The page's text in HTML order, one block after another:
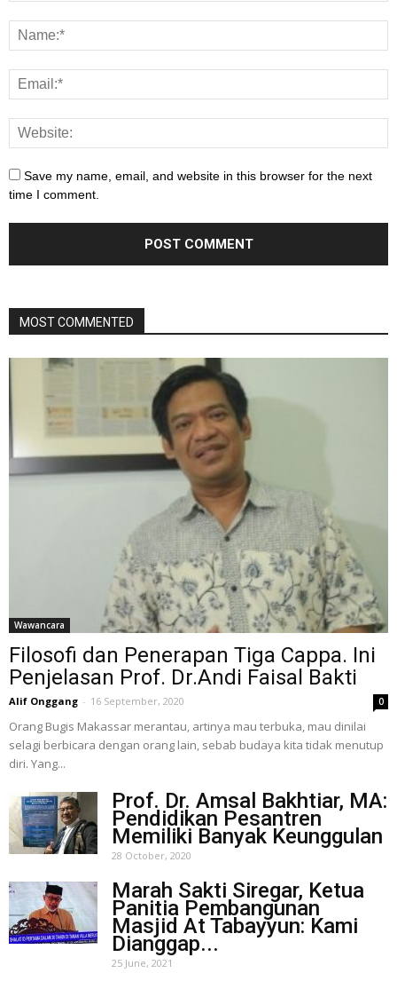
Save my name, email, and website in this browser for the next
time I comment.
MOST COMMENTED
Wawancara
Filosofi dan Penerapan Tiga Cappa. Ini
Penjelasan Prof. Dr.Andi Faisal Bakti
Alif Onggang - 16 September, 2020 0
Orang Bugis Makassar merantau, artinya mau terbuka, mau dinilai
selagi berbicara dengan orang lain, sebab budaya kita tidak menutup
diri. Yang...
Prof. Dr. Amsal Bakhtiar, MA:
Pendidikan Pesantren
Memiliki Banyak Keunggulan
28 October, 2020
Marah Sakti Siregar, Ketua
Panitia Pembangunan
Masjid At Tabayyun: Kami
Dianggap...
25 June, 2021